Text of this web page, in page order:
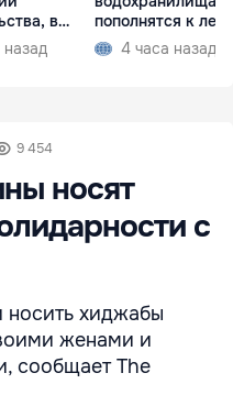
в
назад
пополнятся к лету
2027 года
4 часа назад
9 454
носят
с
хиджабы
женами и
сообщает The